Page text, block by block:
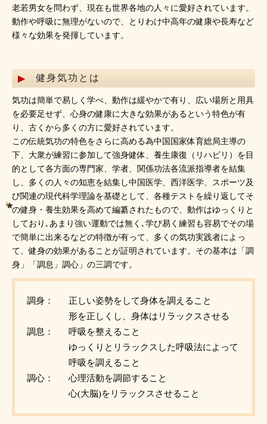
老若男女を問わず、現在も世界各地の人々に愛好されています。
動作や呼吸に無理がないので、とりわけ中高年の健康や長寿など
様々な効果を発揮しています。
健身気功とは
気功は簡単で易しく学べ、動作は緩やかで有り、広い場所と用具
を必要足せず、心身の健康に大きな効果があるという特色が有
り、古くから多くの方に愛好されています。
この伝統気功の特色をさらに高める為中国国家体育総局主導の
下、大衆が練習に参加して強身健体、養生康復（リハビリ）を目
的として各方面の専門家、学者、関係功法各流派指導者を結集
し、多くの人々の知恵を結集し中国医学、西洋医学、スポーツ及
び関連の現代科学理論を基礎として、各種テストを繰り返してそ
の健身・養生効果を高めて編纂されたもので、動作はゆっくりと
しており､あまり強い運動では無く､学び易く練習も容易でその場
で簡単に出来るなどの特徴が有って、多くの気功実践者によっ
て、健身の効果があることが証明されています。その基本は「調
身」「調息」調心」の三調です。
調身：
正しい姿勢をして身体を調えること
形を正しくし、身体はリラックスさせる
調息：
呼吸を整えること
ゆっくりとリラックスした呼吸法によって
呼吸を調えること
調心：
心理活動を調節すること
心(大脳)をリラックスさせること